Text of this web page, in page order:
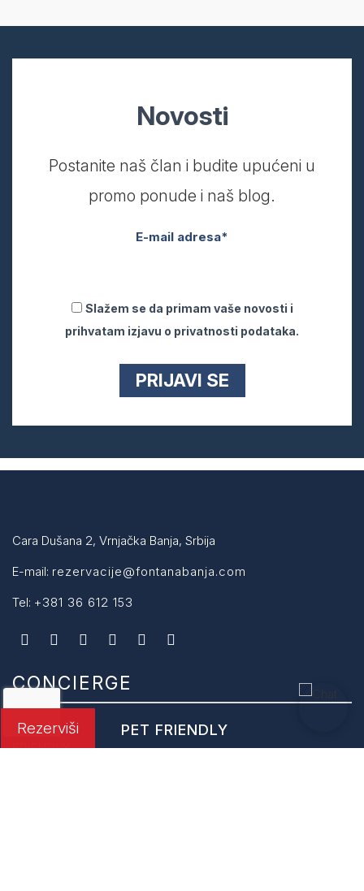
Novosti
Postanite naš član i budite upućeni u
promo ponude i naš blog.
E-mail adresa*
Slažem se da primam vaše novosti i
prihvatam izjavu o privatnosti podataka.
Cara Dušana 2, Vrnjačka Banja, Srbija
E-mail: rezervacije@fontanabanja.com
Tel: +381 36 612 153
CONCIERGE
PET FRIENDLY
Rezerviši